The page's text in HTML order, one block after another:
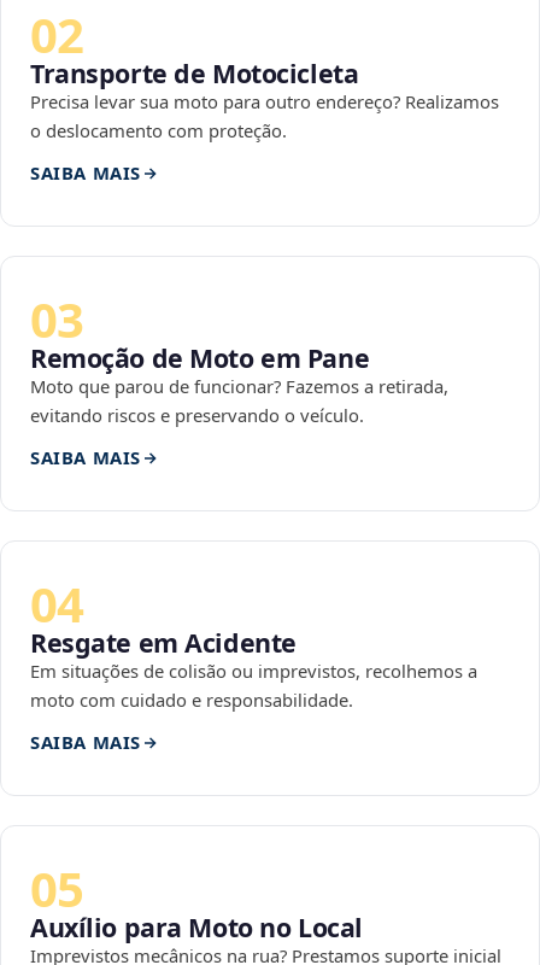
02
Transporte de Motocicleta
Precisa levar sua moto para outro endereço? Realizamos
o deslocamento com proteção.
SAIBA MAIS
03
Remoção de Moto em Pane
Moto que parou de funcionar? Fazemos a retirada,
evitando riscos e preservando o veículo.
SAIBA MAIS
04
Resgate em Acidente
Em situações de colisão ou imprevistos, recolhemos a
moto com cuidado e responsabilidade.
SAIBA MAIS
05
Auxílio para Moto no Local
Imprevistos mecânicos na rua? Prestamos suporte inicial